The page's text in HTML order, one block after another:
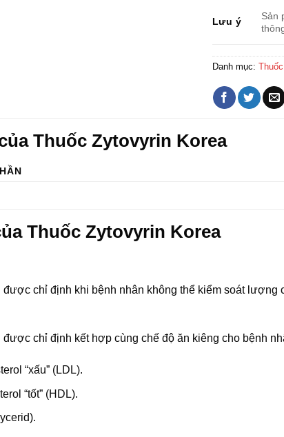
Lưu ý
Sản
Danh mục: Thuốc
Thuốc Zytovyrin Korea
Thuốc Zytovyrin Korea
được chỉ định khi bệnh nhân không thể kiểm soát lượng
chỉ định kết hợp cùng chế độ ăn kiêng cho bệnh
“xấu” (LDL).
“tốt” (HDL).